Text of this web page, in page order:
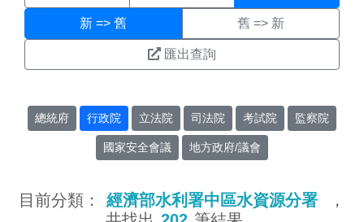
新 => 舊 舊 => 新
匯出查詢
總統府 行政院 立法院 司法院 考試院 監察院
國家安全會議 地方政府/議會
目前分類： 經濟部水利署中區水資源分署
，